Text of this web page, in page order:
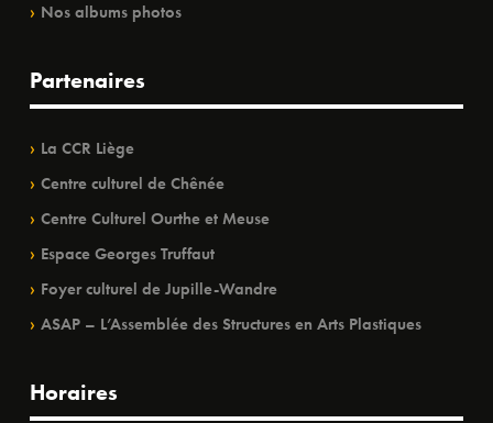
Nos albums photos
Partenaires
La CCR Liège
Centre culturel de Chênée
Centre Culturel Ourthe et Meuse
Espace Georges Truffaut
Foyer culturel de Jupille-Wandre
ASAP – L’Assemblée des Structures en Arts Plastiques
Horaires